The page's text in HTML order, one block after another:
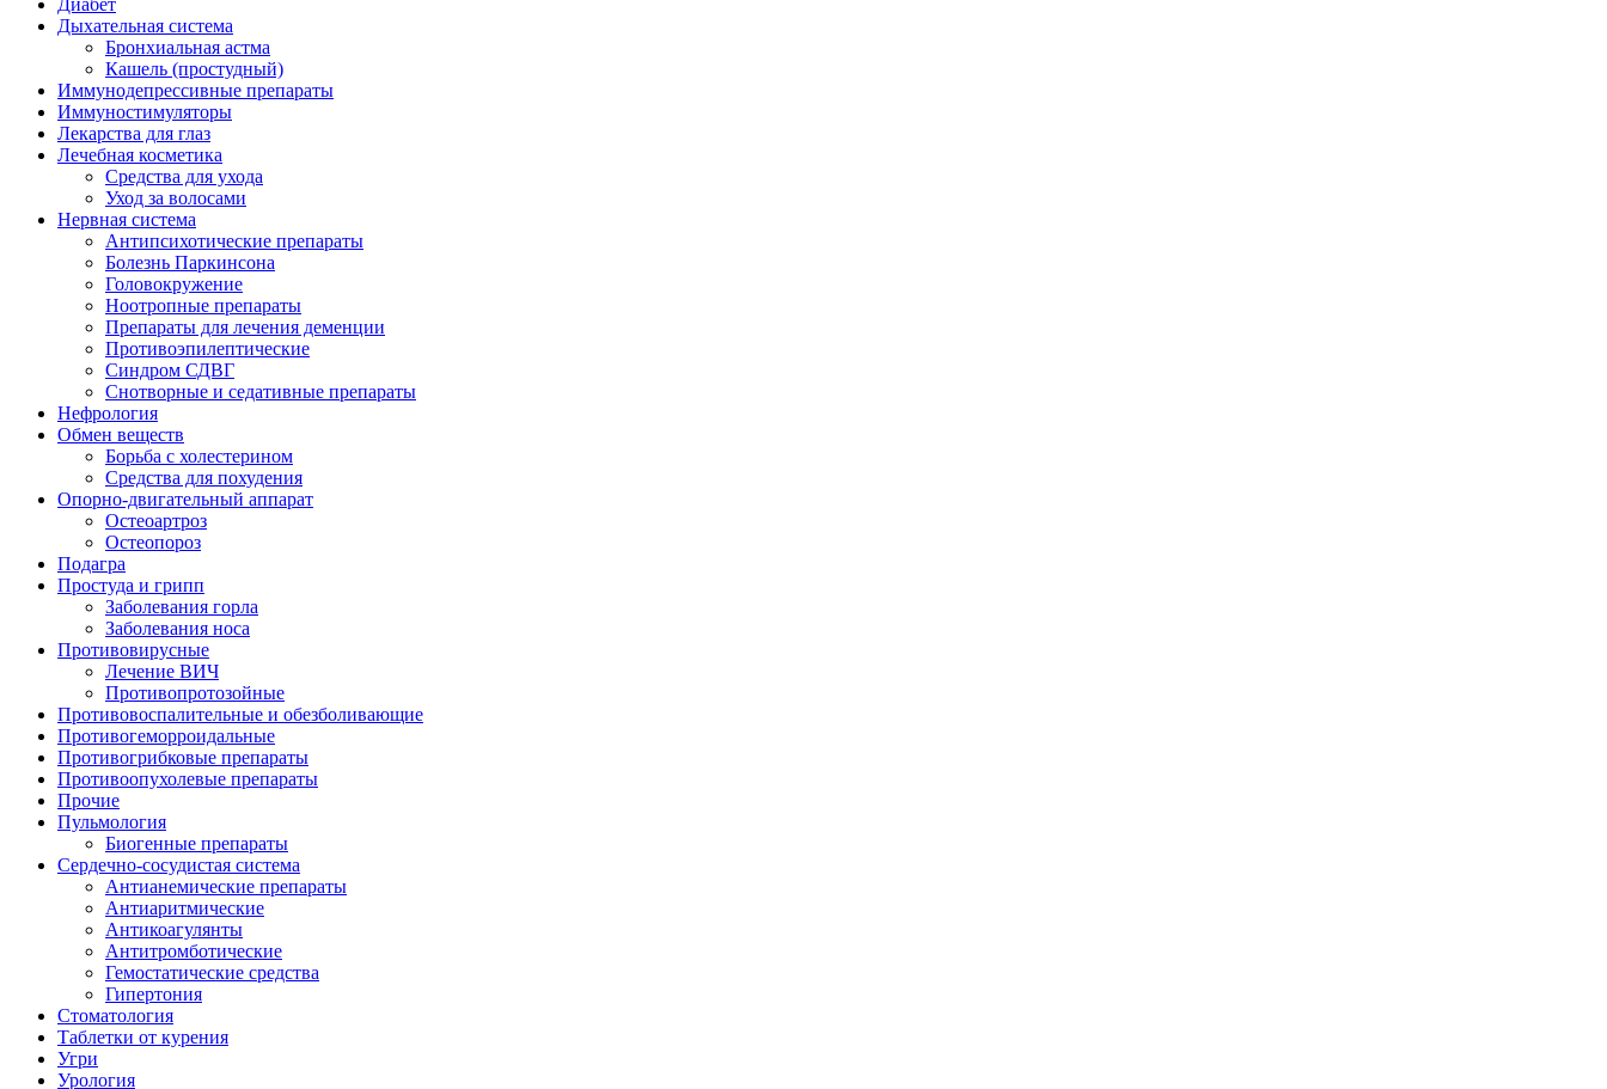
Диабет
Дыхательная система
Бронхиальная астма
Кашель (простудный)
Иммунодепрессивные препараты
Иммуностимуляторы
Лекарства для глаз
Лечебная косметика
Средства для ухода
Уход за волосами
Нервная система
Антипсихотические препараты
Болезнь Паркинсона
Головокружение
Ноотропные препараты
Препараты для лечения деменции
Противоэпилептические
Синдром СДВГ
Снотворные и седативные препараты
Нефрология
Обмен веществ
Борьба с холестерином
Средства для похудения
Опорно-двигательный аппарат
Остеоартроз
Остеопороз
Подагра
Простуда и грипп
Заболевания горла
Заболевания носа
Противовирусные
Лечение ВИЧ
Противопротозойные
Противовоспалительные и обезболивающие
Противогеморроидальные
Противогрибковые препараты
Противоопухолевые препараты
Прочие
Пульмология
Биогенные препараты
Сердечно-сосудистая система
Антианемические препараты
Антиаритмические
Антикоагулянты
Антитромботические
Гемостатические средства
Гипертония
Стоматология
Таблетки от курения
Угри
Урология